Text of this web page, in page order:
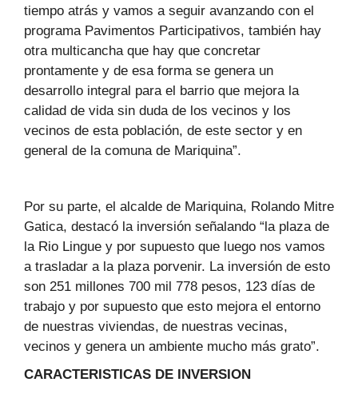
tiempo atrás y vamos a seguir avanzando con el
programa Pavimentos Participativos, también hay
otra multicancha que hay que concretar
prontamente y de esa forma se genera un
desarrollo integral para el barrio que mejora la
calidad de vida sin duda de los vecinos y los
vecinos de esta población, de este sector y en
general de la comuna de Mariquina”.
Por su parte, el alcalde de Mariquina, Rolando Mitre
Gatica, destacó la inversión señalando “la plaza de
la Rio Lingue y por supuesto que luego nos vamos
a trasladar a la plaza porvenir. La inversión de esto
son 251 millones 700 mil 778 pesos, 123 días de
trabajo y por supuesto que esto mejora el entorno
de nuestras viviendas, de nuestras vecinas,
vecinos y genera un ambiente mucho más grato”.
CARACTERISTICAS DE INVERSION